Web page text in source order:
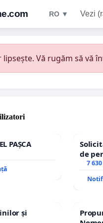
RO ▼ Vezi
Vă rugăm să vă
PAȘCA
de
7
și